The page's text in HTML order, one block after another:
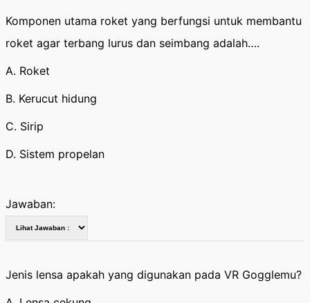
Komponen utama roket yang berfungsi untuk membantu
roket agar terbang lurus dan seimbang adalah….
A. Roket
B. Kerucut hidung
C. Sirip
D. Sistem propelan
Jawaban:
Jenis lensa apakah yang digunakan pada VR Gogglemu?